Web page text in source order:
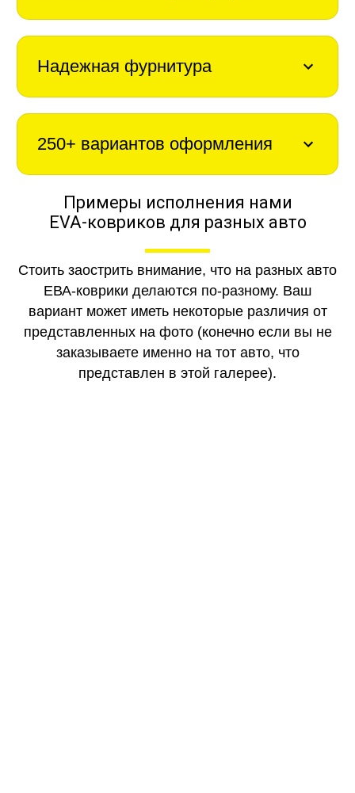
Надежная фурнитура
250+ вариантов оформления
Примеры исполнения нами
EVA-ковриков для разных авто
Стоить заострить внимание, что на разных авто
ЕВА-коврики делаются по-разному. Ваш
вариант может иметь некоторые различия от
представленных на фото (конечно если вы не
заказываете именно на тот авто, что
представлен в этой галерее).